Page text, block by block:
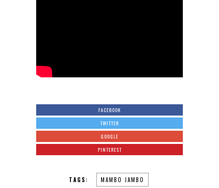
FACEBOOK
TWITTER
GOOGLE
PINTEREST
TAGS: MAMBO JAMBO